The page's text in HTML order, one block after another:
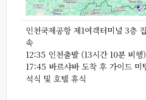
인천국제공항 제1여객터미널 3층
속
12:35 인천출발 (13시간 10분 비행)
17:45 바르샤바 도착 후 가이드 미
석식 및 호텔 휴식